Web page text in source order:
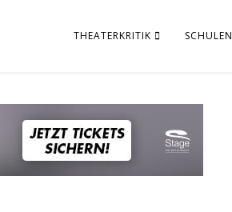
THEATERKRITIK SCHULEN